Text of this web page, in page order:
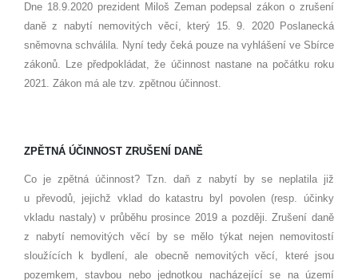
Dne 18.9.2020 prezident Miloš Zeman podepsal zákon o zrušení
daně z nabytí nemovitých věcí, který 15. 9. 2020 Poslanecká
sněmovna schválila. Nyní tedy čeká pouze na vyhlášení ve Sbírce
zákonů. Lze předpokládat, že účinnost nastane na počátku roku
2021. Zákon má ale tzv. zpětnou účinnost.
ZPĚTNÁ ÚČINNOST ZRUŠENÍ DANĚ
Co je zpětná účinnost? Tzn. daň z nabytí by se neplatila již
u převodů, jejichž vklad do katastru byl povolen (resp. účinky
vkladu nastaly) v průběhu prosince 2019 a později. Zrušení daně
z nabytí nemovitých věcí by se mělo týkat nejen nemovitostí
sloužících k bydlení, ale obecně nemovitých věcí, které jsou
pozemkem, stavbou nebo jednotkou nacházející se na území